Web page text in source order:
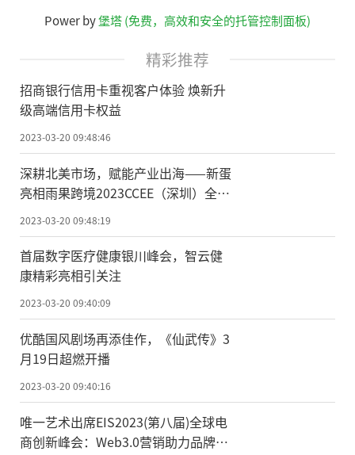
Power by堡塔 (免费，高效和安全的托管控制面板)
精彩推荐
招商银行信用卡重视客户体验 焕新升
级高端信用卡权益
2023-03-20 09:48:46
深耕北美市场，赋能产业出海——新蛋
亮相雨果跨境2023CCEE（深圳）全球
2023-03-20 09:48:19
首届数字医疗健康银川峰会，智云健
康精彩亮相引关注
2023-03-20 09:40:09
优酷国风剧场再添佳作，《仙武传》3
月19日超燃开播
2023-03-20 09:40:16
唯一艺术出席EIS2023(第八届)全球电
商创新峰会：Web3.0营销助力品牌成